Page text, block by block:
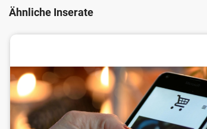
Ähnliche Inserate